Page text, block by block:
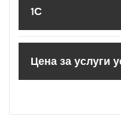
1С
Цена за услуги